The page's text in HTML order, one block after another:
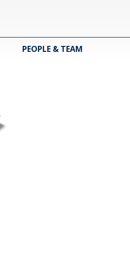
PEOPLE & TEAM